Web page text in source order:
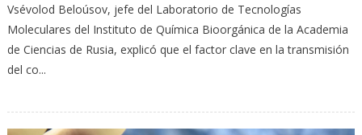
Vsévolod Beloúsov, jefe del Laboratorio de Tecnologías
Moleculares del Instituto de Química Bioorgánica de la Academia
de Ciencias de Rusia, explicó que el factor clave en la transmisión
del co...